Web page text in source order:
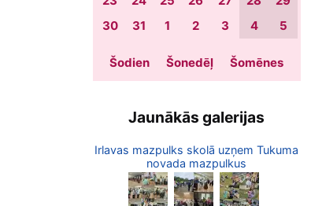
30
31 1 2 3 4 5
Šodien Šonedēļ Šomēnes
Jaunākās galerijas
Irlavas mazpulks skolā uzņem Tukuma
novada mazpulkus